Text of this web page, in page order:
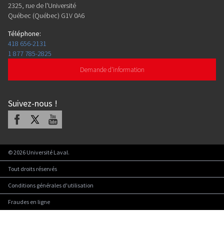
2325, rue de l'Université
Québec (Québec) G1V 0A6
Téléphone:
418 656-2131
1 877 785-2825
Demande d'information
Suivez-nous !
Facebook Youtube
©2026 Université Laval.
Tout droits réservés
Conditions générales d'utilisation
Fraudes en ligne